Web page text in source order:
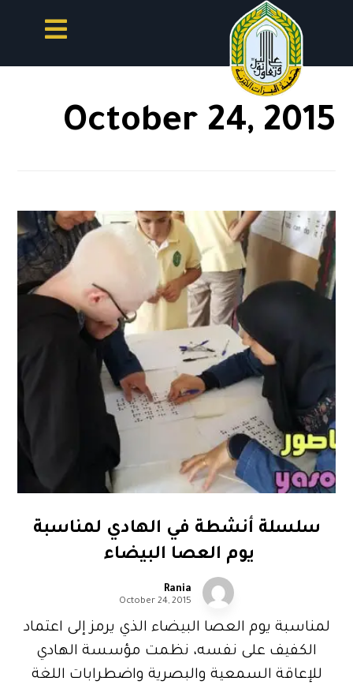
October 24, 2015
سلسلة أنشطة في الهادي لمناسبة
يوم العصا البيضاء
Rania
October 24, 2015
لمناسبة يوم العصا البيضاء الذي يرمز إلى اعتماد
الكفيف على نفسه، نظمت مؤسسة الهادي
للإعاقة السمعية والبصرية واضطرابات اللغة